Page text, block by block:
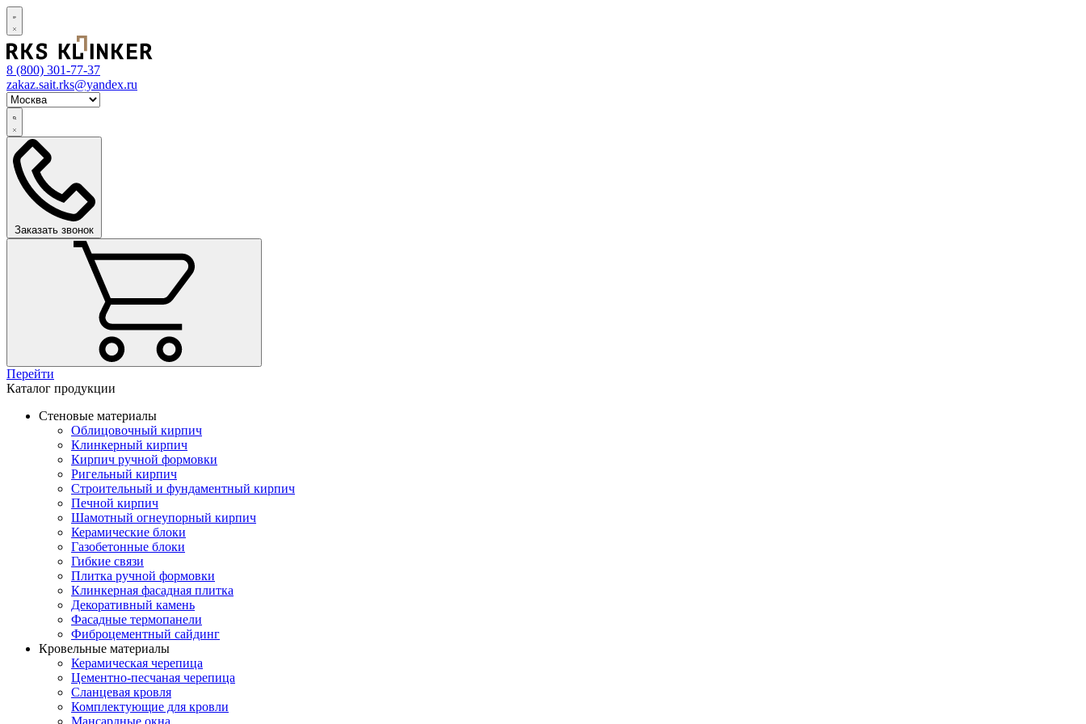
8 (800) 301-77-37
zakaz.sait.rks@yandex.ru
Заказать звонок
Перейти
Каталог продукции
Стеновые материалы
Облицовочный кирпич
Клинкерный кирпич
Кирпич ручной формовки
Ригельный кирпич
Строительный и фундаментный кирпич
Печной кирпич
Шамотный огнеупорный кирпич
Керамические блоки
Газобетонные блоки
Гибкие связи
Плитка ручной формовки
Клинкерная фасадная плитка
Декоративный камень
Фасадные термопанели
Фиброцементный сайдинг
Кровельные материалы
Керамическая черепица
Цементно-песчаная черепица
Сланцевая кровля
Комплектующие для кровли
Мансардные окна